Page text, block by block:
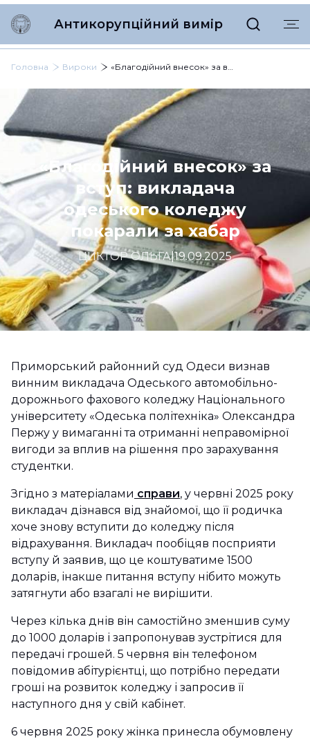
Антикорупційний вимір
Головна Вироки «Благодійний внесок» за вступ: викладача одеського коледжу покарали за хабар
«Благодійний внесок» за
вступ: викладача
одеського коледжу
покарали за хабар
ЦИКТОР ОЛЬГА|19.09.2025
Приморський районний суд Одеси визнав
винним викладача Одеського автомобільно-
дорожнього фахового коледжу Національного
університету «Одеська політехніка» Олександра
Пержу у вимаганні та отриманні неправомірної
вигоди за вплив на рішення про зарахування
студентки.
Згідно з матеріалами справи, у червні 2025 року
викладач дізнався від знайомої, що її родичка
хоче знову вступити до коледжу після
відрахування. Викладач пообіцяв посприяти
вступу й заявив, що це коштуватиме 1500
доларів, інакше питання вступу нібито можуть
затягнути або взагалі не вирішити.
Через кілька днів він самостійно зменшив суму
до 1000 доларів і запропонував зустрітися для
передачі грошей. 5 червня він телефоном
повідомив абітурієнтці, що потрібно передати
гроші на розвиток коледжу і запросив її
наступного дня у свій кабінет.
6 червня 2025 року жінка принесла обумовлену